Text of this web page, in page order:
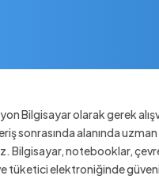
Bilgisayar olarak gerek
sonrasında alanında uzman
Bilgisayar, notebooklar,
tüketici elektroniğinde